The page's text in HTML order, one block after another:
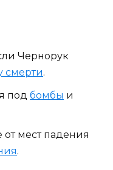
Чернорук
смерти.
под бомбы и
мест падения
.